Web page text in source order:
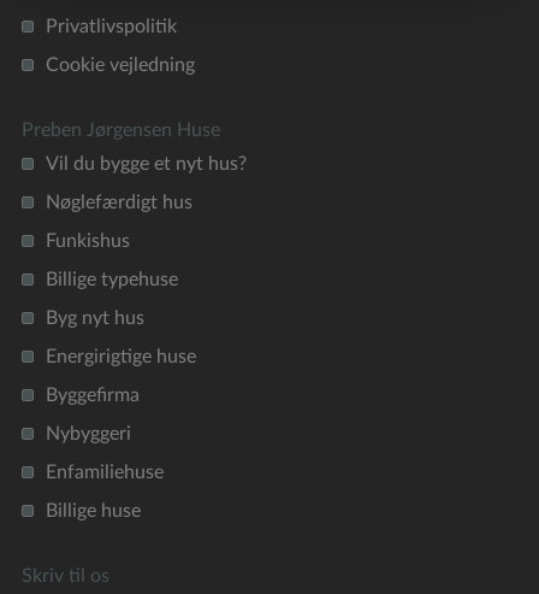
Privatlivspolitik
Cookie vejledning
Preben Jørgensen Huse
Vil du bygge et nyt hus?
Nøglefærdigt hus
Funkishus
Billige typehuse
Byg nyt hus
Energirigtige huse
Byggefirma
Nybyggeri
Enfamiliehuse
Billige huse
Skriv til os